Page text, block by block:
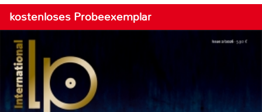
kostenloses Probeexemplar